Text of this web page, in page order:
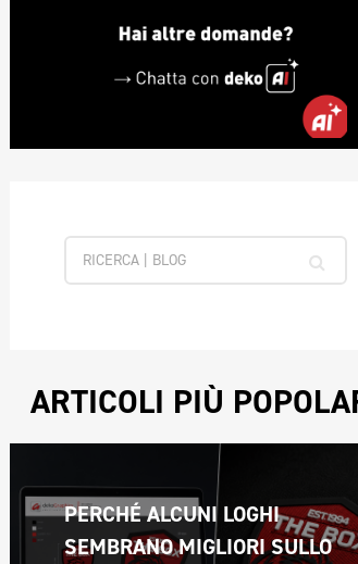
ARTICOLI PIÙ
PERCHÉ ALCUNI LOGHI
SEMBRANO MIGLIORI SULLO